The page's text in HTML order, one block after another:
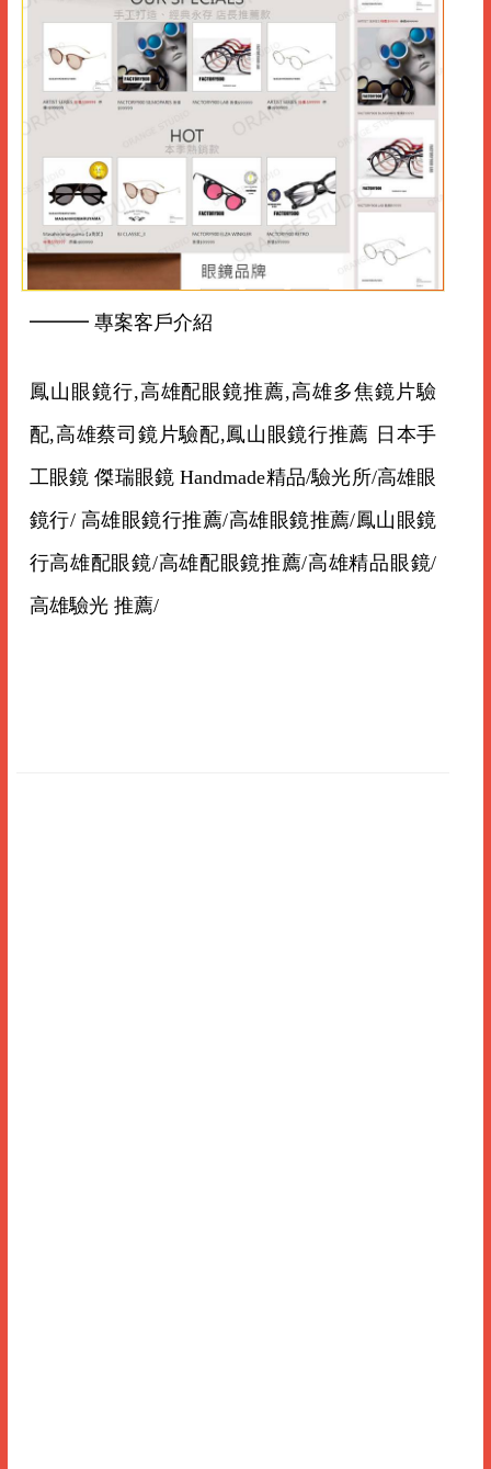
━━━ 專案客戶介紹
鳳山眼鏡行,高雄配眼鏡推薦,高雄多焦鏡片驗
配,高雄蔡司鏡片驗配,鳳山眼鏡行推薦 日本手
工眼鏡 傑瑞眼鏡 Handmade精品/驗光所/高雄眼
鏡行/ 高雄眼鏡行推薦/高雄眼鏡推薦/鳳山眼鏡
行高雄配眼鏡/高雄配眼鏡推薦/高雄精品眼鏡/
高雄驗光 推薦/